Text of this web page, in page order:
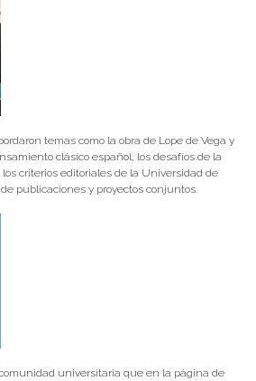
temas como la obra de Lope de Vega y
clásico español, los desafíos de la
criterios editoriales de la Universidad de
publicaciones y proyectos conjuntos.
universitaria que en la página de